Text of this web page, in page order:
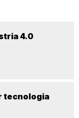
4.0
tecnologia